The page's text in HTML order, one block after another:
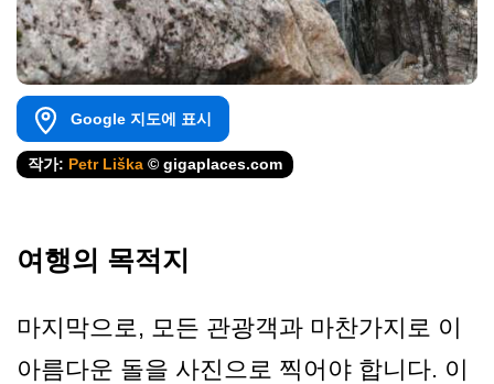
Google 지도에 표시
작가: Petr Liška © gigaplaces.com
여행의 목적지
마지막으로, 모든 관광객과 마찬가지로 이
아름다운 돌을 사진으로 찍어야 합니다. 이